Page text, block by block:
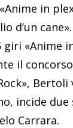
«Anime in
d’un
giri «Anime
il
Bertoli
incide
Carrara.